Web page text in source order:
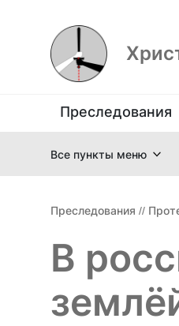
Преследования
Все пункты меню
Преследования //
В